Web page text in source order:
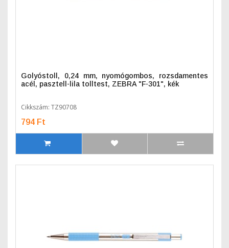
Golyóstoll, 0,24 mm, nyomógombos, rozsdamentes
acél, pasztell-lila tolltest, ZEBRA "F-301", kék
Cikkszám: TZ90708
794 Ft